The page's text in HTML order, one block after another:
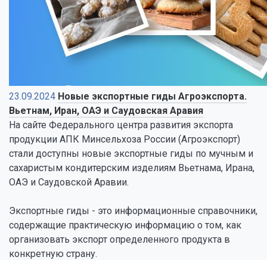
23.09.2024 Новые экспортные гиды Агроэкспорта.
Вьетнам, Иран, ОАЭ и Саудовская Аравия
На сайте Федерального центра развития экспорта
продукции АПК Минсельхоза России (Агроэкспорт)
стали доступны новые экспортные гиды по мучным и
сахаристым кондитерским изделиям Вьетнама, Ирана,
ОАЭ и Саудовской Аравии.
Экспортные гиды - это информационные справочники,
содержащие практическую информацию о том, как
организовать экспорт определенного продукта в
конкретную страну.